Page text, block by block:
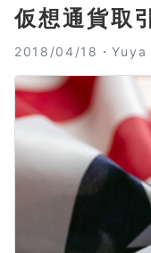
仮想通貨取
2018/04/18・Yuya